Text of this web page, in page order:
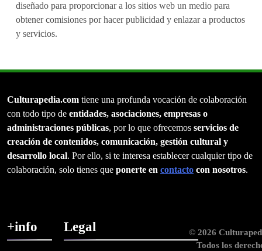
diseñado para proporcionar a los sitios web un medio para
obtener comisiones por hacer publicidad y enlazar a productos
y servicios.
Culturapedia.com tiene una profunda vocación de colaboración
con todo tipo de entidades, asociaciones, empresas o
administraciones públicas, por lo que ofrecemos servicios de
creación de contenidos, comunicación, gestión cultural y
desarrollo local. Por ello, si te interesa establecer cualquier tipo de
colaboración, solo tienes que ponerte en contacto con nosotros.
+info Legal
© 2026
Todos los